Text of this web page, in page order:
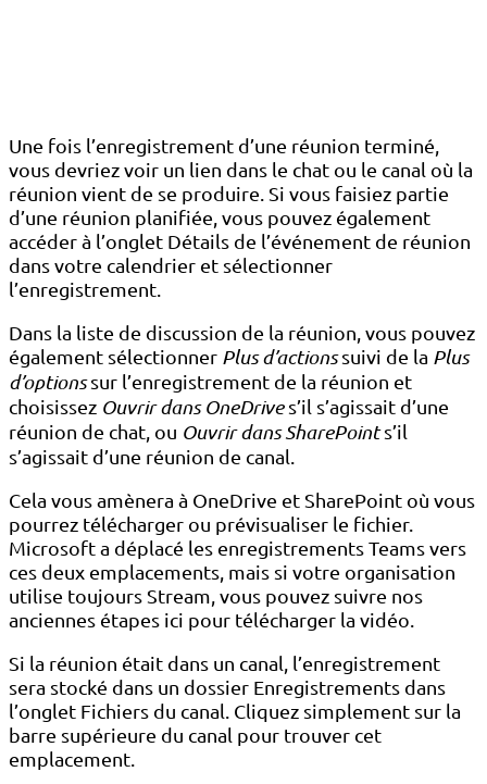
Une fois l’enregistrement d’une réunion terminé,
vous devriez voir un lien dans le chat ou le canal où la
réunion vient de se produire. Si vous faisiez partie
d’une réunion planifiée, vous pouvez également
accéder à l’onglet Détails de l’événement de réunion
dans votre calendrier et sélectionner
l’enregistrement.
Dans la liste de discussion de la réunion, vous pouvez
également sélectionner Plus d’actionssuivi de la Plus
d’optionssur l’enregistrement de la réunion et
choisissez Ouvrir dans OneDrives’il s’agissait d’une
réunion de chat, ou Ouvrir dans SharePoints’il
s’agissait d’une réunion de canal.
Cela vous amènera à OneDrive et SharePoint où vous
pourrez télécharger ou prévisualiser le fichier.
Microsoft a déplacé les enregistrements Teams vers
ces deux emplacements, mais si votre organisation
utilise toujours Stream, vous pouvez suivre nos
anciennes étapes ici pour télécharger la vidéo.
Si la réunion était dans un canal, l’enregistrement
sera stocké dans un dossier Enregistrements dans
l’onglet Fichiers du canal. Cliquez simplement sur la
barre supérieure du canal pour trouver cet
emplacement.